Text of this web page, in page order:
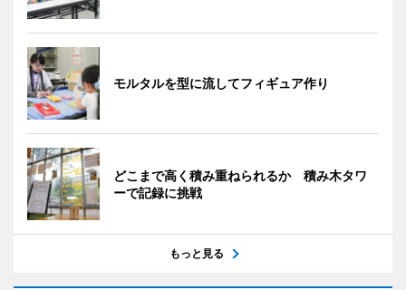
モルタルを型に流してフィギュア作り
どこまで高く積み重ねられるか 積み木タワ
ーで記録に挑戦
もっと見る